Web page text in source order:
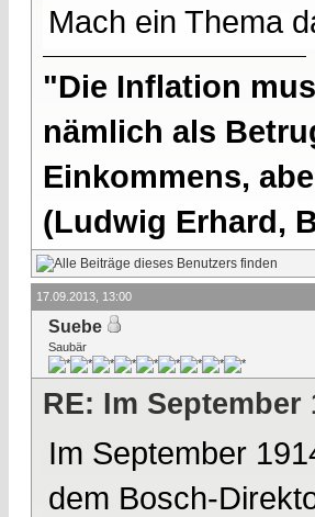
Mach ein Thema
"Die Inflation
nämlich als
Einkommens,
(Ludwig Erhard,
17.09.2013, 13:00
Suebe
Saubär
RE: Im
Im September
dem Bosch-